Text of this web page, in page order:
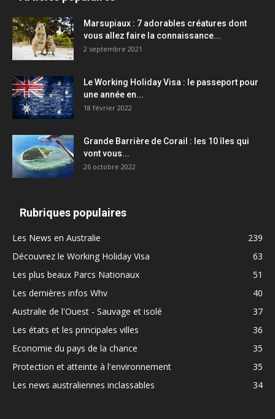
Marsupiaux : 7 adorables créatures dont
vous allez faire la connaissance...
2 septembre 2021
Le Working Holiday Visa : le passeport pour
une année en...
18 février 2022
Grande Barrière de Corail : les 10 îles qui
vont vous...
26 octobre 2022
Rubriques populaires
Les News en Australie
239
Découvrez le Working Holiday Visa
63
Les plus beaux Parcs Nationaux
51
Les dernières infos Whv
40
Australie de l'Ouest - Sauvage et isolé
37
Les états et les principales villes
36
Economie du pays de la chance
35
Protection et atteinte à l'environnement
35
Les news australiennes inclassables
34